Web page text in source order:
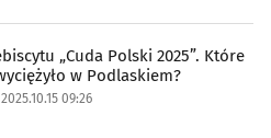
„Cuda Polski 2025”. Które
w Podlaskiem?
2025.10.15 09:26